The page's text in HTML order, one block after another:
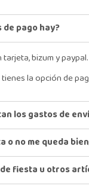
de pago hay?
bizum y paypal.
la opción de
los gastos de
o no me queda
fiesta u otros